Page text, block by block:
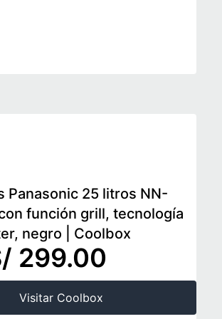
Panasonic 25 litros NN-
función grill, tecnología
negro
Coolbox
299.00
Visitar Coolbox